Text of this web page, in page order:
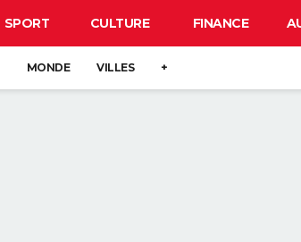
SPORT CULTURE FINANCE
MONDE VILLES +